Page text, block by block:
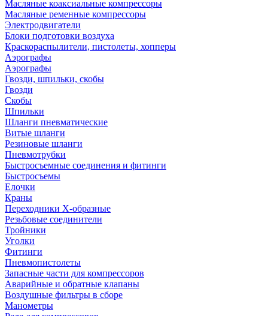
Масляные коаксиальные компрессоры
Масляные ременные компрессоры
Электродвигатели
Блоки подготовки воздуха
Краскораспылители, пистолеты, хопперы
Аэрографы
Аэрографы
Гвозди, шпильки, скобы
Гвозди
Скобы
Шпильки
Шланги пневматические
Витые шланги
Резиновые шланги
Пневмотрубки
Быстросъемные соединения и фитинги
Быстросъемы
Елочки
Краны
Переходники Х-образные
Резьбовые соединители
Тройники
Уголки
Фитинги
Пневмопистолеты
Запасные части для компрессоров
Аварийные и обратные клапаны
Воздушные фильтры в сборе
Манометры